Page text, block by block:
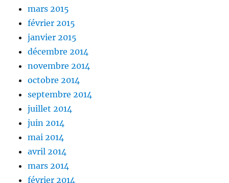
mars 2015
février 2015
janvier 2015
décembre 2014
novembre 2014
octobre 2014
septembre 2014
juillet 2014
juin 2014
mai 2014
avril 2014
mars 2014
février 2014